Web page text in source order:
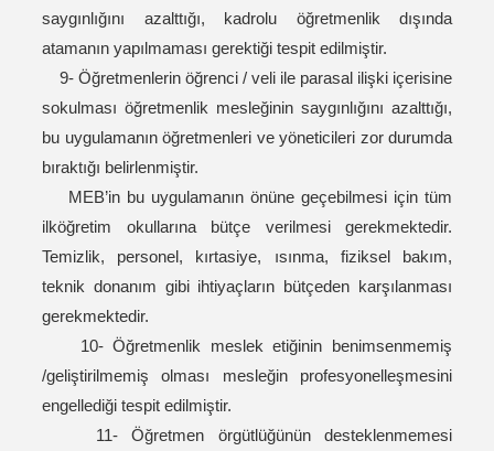
saygınlığını azalttığı, kadrolu öğretmenlik dışında
atamanın yapılmaması gerektiği tespit edilmiştir.
9- Öğretmenlerin öğrenci / veli ile parasal ilişki içerisine
sokulması öğretmenlik mesleğinin saygınlığını azalttığı,
bu uygulamanın öğretmenleri ve yöneticileri zor durumda
bıraktığı belirlenmiştir.
MEB’in bu uygulamanın önüne geçebilmesi için tüm
ilköğretim okullarına bütçe verilmesi gerekmektedir.
Temizlik, personel, kırtasiye, ısınma, fiziksel bakım,
teknik donanım gibi ihtiyaçların bütçeden karşılanması
gerekmektedir.
10- Öğretmenlik meslek etiğinin benimsenmemiş
/geliştirilmemiş olması mesleğin profesyonelleşmesini
engellediği tespit edilmiştir.
11- Öğretmen örgütlüğünün desteklenmemesi